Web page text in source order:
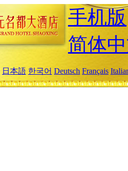
手机版
简体
日本語 한국어 Deutsch Français